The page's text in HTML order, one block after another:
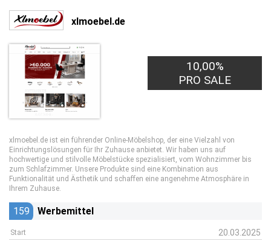
xlmoebel.de
10,00%
PRO SALE
xlmoebel.de ist ein führender Online-Möbelshop, der eine Vielzahl von
Einrichtungslösungen für Ihr Zuhause anbietet. Wir haben uns auf
hochwertige und stilvolle Möbelstücke spezialisiert, vom Wohnzimmer bis
zum Schlafzimmer. Unsere Produkte sind eine Kombination aus
Funktionalität und Ästhetik und schaffen eine angenehme Atmosphäre in
Ihrem Zuhause.
159 Werbemittel
Start 20.03.2025